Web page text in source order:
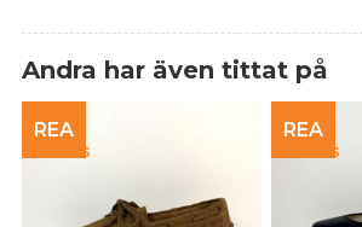
Andra har även tittat på
REA REA